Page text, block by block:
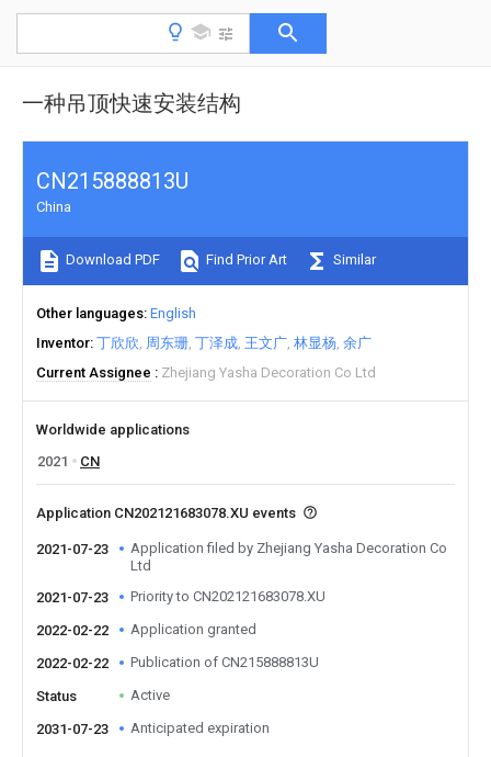
一种吊顶快速安装结构
CN215888813U
China
Download PDF Find Prior Art Similar
Other languages English
Inventor 丁欣欣 周东珊 丁泽成 王文广 林显杨 余广
Current Assignee
Zhejiang Yasha Decoration Co Ltd
Worldwide applications
2021
CN
Application CN202121683078.XU events
2021-07-23
Application filed by Zhejiang Yasha Decoration Co
Ltd
2021-07-23
Priority to CN202121683078.XU
2022-02-22 Application granted
2022-02-22 Publication of CN215888813U
Status Active
2031-07-23 Anticipated expiration